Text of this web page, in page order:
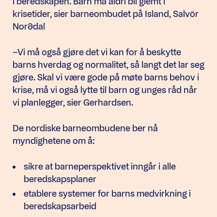
krisetider, sier barneombudet på Island, Salvör
Norðdal
–Vi må også gjøre det vi kan for å beskytte
barns hverdag og normalitet, så langt det lar seg
gjøre. Skal vi være gode på møte barns behov i
krise, må vi også lytte til barn og unges råd når
vi planlegger, sier Gerhardsen.
De nordiske barneombudene ber nå
myndighetene om å:
sikre at barneperspektivet inngår i alle
beredskapsplaner
etablere systemer for barns medvirkning i
beredskapsarbeid